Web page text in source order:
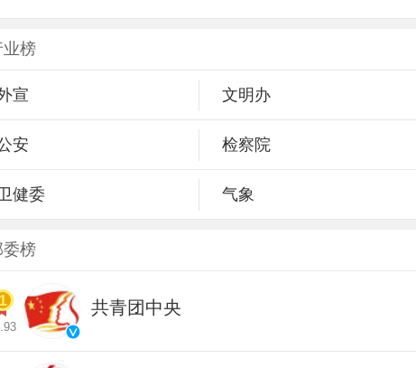
业榜
宣 文明办
安 检察院
健委 气象
委榜
共青团中央